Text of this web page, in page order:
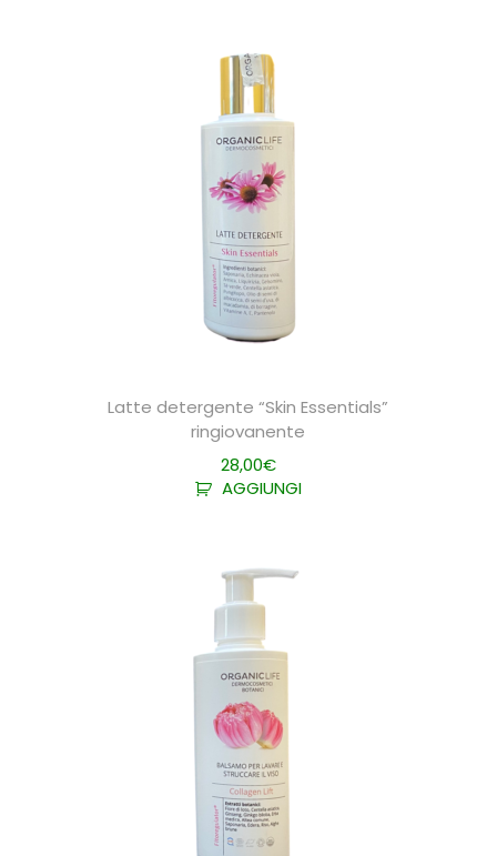
Latte detergente “Skin Essentials”
ringiovanente
28,00€
AGGIUNGI